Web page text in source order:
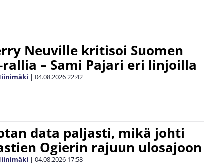
Neuville kritisoi Suomen
rallia – Sami Pajari eri linjoilla
| 04.08.202622:42
data paljasti, mikä johti
Ogierin rajuun ulosajoon
| 04.08.2026 17:58